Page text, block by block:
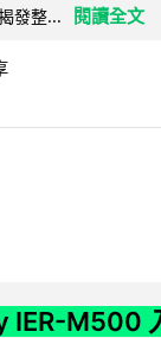
發整...
閱讀全文
IER-M500